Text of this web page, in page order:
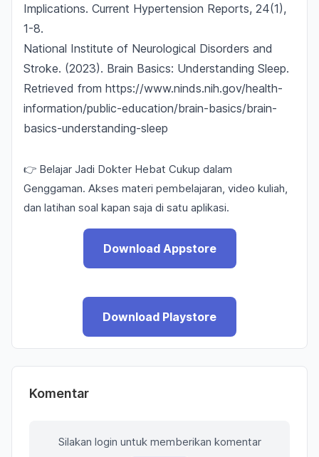
Implications. Current Hypertension Reports, 24(1),
1-8.
National Institute of Neurological Disorders and
Stroke. (2023). Brain Basics: Understanding Sleep.
Retrieved from https://www.ninds.nih.gov/health-
information/public-education/brain-basics/brain-
basics-understanding-sleep
👉 Belajar Jadi Dokter Hebat Cukup dalam
Genggaman. Akses materi pembelajaran, video kuliah,
dan latihan soal kapan saja di satu aplikasi.
Download Appstore
Download Playstore
Komentar
Silakan login untuk memberikan komentar